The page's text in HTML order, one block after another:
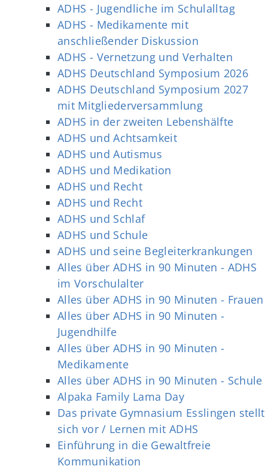
ADHS - Jugendliche im Schulalltag
ADHS - Medikamente mit
anschließender Diskussion
ADHS - Vernetzung und Verhalten
ADHS Deutschland Symposium 2026
ADHS Deutschland Symposium 2027
mit Mitgliederversammlung
ADHS in der zweiten Lebenshälfte
ADHS und Achtsamkeit
ADHS und Autismus
ADHS und Medikation
ADHS und Recht
ADHS und Recht
ADHS und Schlaf
ADHS und Schule
ADHS und seine Begleiterkrankungen
Alles über ADHS in 90 Minuten - ADHS
im Vorschulalter
Alles über ADHS in 90 Minuten - Frauen
Alles über ADHS in 90 Minuten -
Jugendhilfe
Alles über ADHS in 90 Minuten -
Medikamente
Alles über ADHS in 90 Minuten - Schule
Alpaka Family Lama Day
Das private Gymnasium Esslingen stellt
sich vor / Lernen mit ADHS
Einführung in die Gewaltfreie
Kommunikation